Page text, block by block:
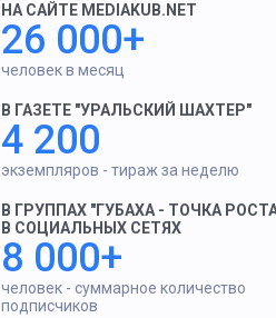
НА САЙТЕ MEDIAKUB.NET
26 000+
человек в месяц
В ГАЗЕТЕ "УРАЛЬСКИЙ ШАХТЕР"
4 200
экземпляров - тираж за неделю
В ГРУППАХ "ГУБАХА - ТОЧКА
В СОЦИАЛЬНЫХ СЕТЯХ
8 000+
человек - суммарное количество
подписчиков